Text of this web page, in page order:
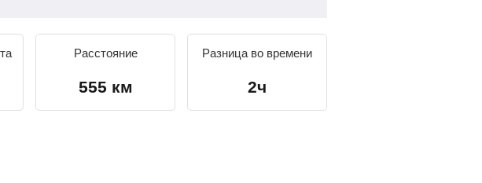
Расстояние
555 км
Разница во времени
2ч